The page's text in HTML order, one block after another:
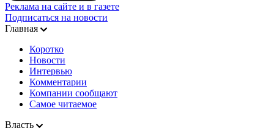
Реклама на сайте и в газете
Подписаться на новости
Главная
Коротко
Новости
Интервью
Комментарии
Компании сообщают
Самое читаемое
Власть